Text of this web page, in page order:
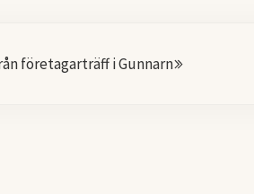
företagarträff i Gunnarn